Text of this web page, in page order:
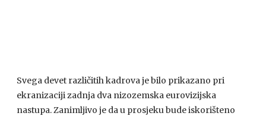
Svega devet različitih kadrova je bilo prikazano pri
ekranizaciji zadnja dva nizozemska eurovizijska
nastupa. Zanimljivo je da u prosjeku bude iskorišteno